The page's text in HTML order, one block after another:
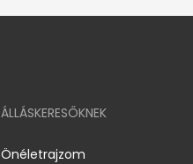
ÁLLÁSKERESŐKNEK
Önéletrajzom